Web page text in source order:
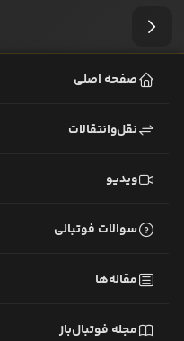
صفحه اصلی
نقل‌وانتقالات
ویدیو
سوالات فوتبالی
مقاله‌ها
مجله فوتبال‌باز